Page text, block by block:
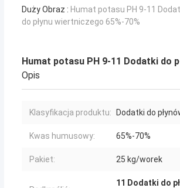
Duży Obraz : Humat potasu PH 9-11
do płynu wiertniczego 65%-70%
Humat potasu PH 9-11 Dodatki do
Opis
Klasyfikacja produktu: Dodatki do
Kwas humusowy: 65%-70%
Pakiet: 25 kg/worek
11 Dodatki do